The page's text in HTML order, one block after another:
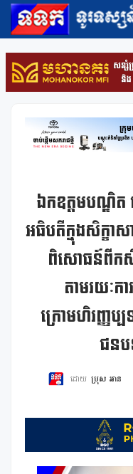
ឯកឧត្តមបណ្ឌិ
អធិបតីក្នុងសិក្ខា
ពិសោធន៍ពីកសិ
តាមរយៈកា
ក្រោមហិរញ្ញប្ប
ជន
ដោយ ប្រុស អាន